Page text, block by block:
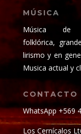
MÚSICA
Música de
folklórica,
lirismo y en
Musica actual y
CONTACTO
WhatsApp +569
Los Cernícalos